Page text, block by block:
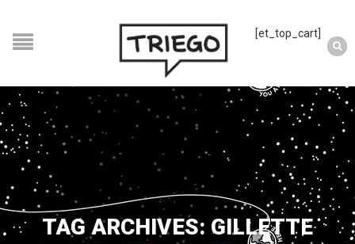
[et_top_cart]
TAG ARCHIVES: GILLETTE